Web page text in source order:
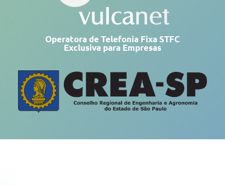
Operatora de Telefonia Fixa STFC
Exclusiva para Empresas